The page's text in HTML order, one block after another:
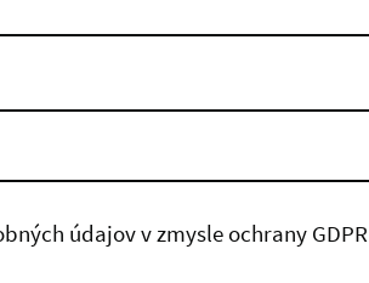
údajov v zmysle ochrany GDPR